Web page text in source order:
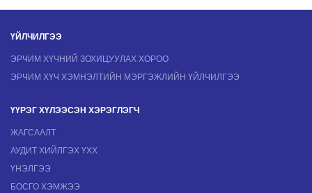
ҮЙЛЧИЛГЭЭ
ЭРЧИМ ХҮЧНИЙ ЗОХИЦУУЛАХ ХОРОО
ЭРЧИМ ХҮЧ ХЭМНЭЛТИЙН МЭРГЭЖЛИЙН ҮЙЛЧИЛГЭЭ
ҮҮРЭГ ХҮЛЭЭСЭН ХЭРЭГЛЭГЧ
ЖАГСААЛТ
АУДИТ ХИЙЛГЭХ ҮХХ
ҮНЭЛГЭЭ
БОСГО ХЭМЖЭЭ